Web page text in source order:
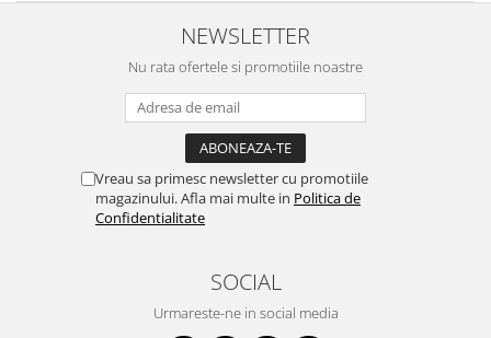
NEWSLETTER
Nu rata ofertele si promotiile noastre
Vreau sa primesc newsletter cu promotiile
magazinului. Afla mai multe in Politica de
Confidentialitate
SOCIAL
Urmareste-ne in social media